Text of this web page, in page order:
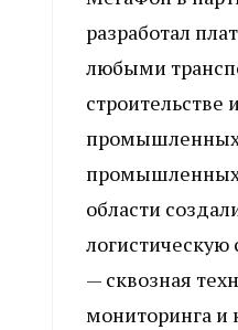
разработал
любыми
промышленных
промышленных
области
— сквозная
мониторинга и